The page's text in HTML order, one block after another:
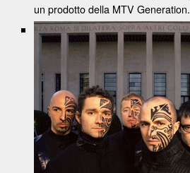
un prodotto della MTV Generation.